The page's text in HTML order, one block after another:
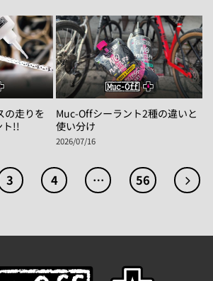
の走りを
ト!!
Muc-Offシーラント2種の違いと
使い分け
2026/07/16
3 4 … 56